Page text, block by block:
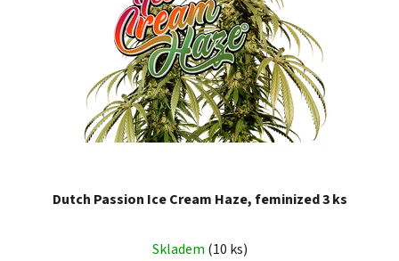
Dutch Passion Ice Cream Haze, feminized 3 ks
Skladem (10 ks)